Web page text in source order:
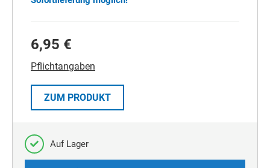
6,95 €
Pflichtangaben
ZUM PRODUKT
Auf Lager